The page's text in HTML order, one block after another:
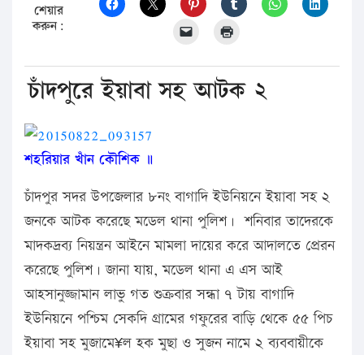
শেয়ার
করুন:
চাঁদপুরে ইয়াবা সহ আটক ২
শহরিয়ার খাঁন কৌশিক ॥
চাঁদপুর সদর উপজেলার ৮নং বাগাদি ইউনিয়নে ইয়াবা সহ ২
জনকে আটক করেছে মডেল থানা পুলিশ। শনিবার তাদেরকে
মাদকদ্রব্য নিয়ন্ত্রন আইনে মামলা দায়ের করে আদালতে প্রেরন
করেছে পুলিশ। জানা যায়, মডেল থানা এ এস আই
আহসানুজ্জামান লাভু গত শুক্রবার সন্ধা ৭ টায় বাগাদি
ইউনিয়নে পশ্চিম সেকদি গ্রামের গফুরের বাড়ি থেকে ৫৫ পিচ
ইয়াবা সহ মুজামে¥ল হক মুছা ও সুজন নামে ২ ব্যববায়ীকে